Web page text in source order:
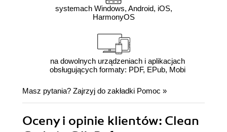
systemach Windows, Android, iOS,
HarmonyOS
na dowolnych urządzeniach i aplikacjach
obsługujących formaty: PDF, EPub, Mobi
Masz pytania? Zajrzyj do zakładki Pomoc »
Oceny i opinie klientów: Clean